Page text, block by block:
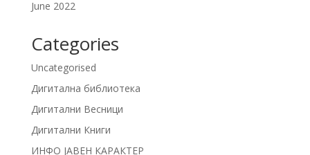
June 2022
Categories
Uncategorised
Дигитална библиотека
Дигитални Весници
Дигитални Книги
ИНФО ЈАВЕН КАРАКТЕР